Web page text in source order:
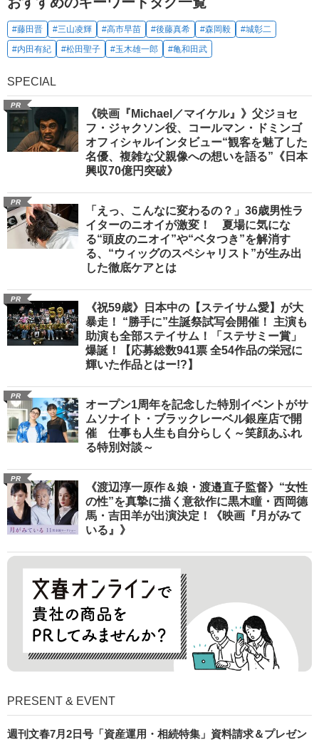
#藤田晋 #三山凌輝 #高市早苗 #後藤真希 #森岡毅
#城彰二
#内田有紀
#松田聖子 #玉木雄一郎 #亀和田武
SPECIAL
PR
《映画『Michael／マイケル』》父ジョセ
フ・ジャクソン役、コールマン・ドミンゴ
オフィシャルインタビュー“観客を魅了した
名優、複雑な父親像への想いを語る”《日本
興収70億円突破》
PR
「えっ、こんなに変わるの？」36歳男性ラ
イターのニオイが激変！ 夏場に気にな
る“頭皮のニオイ”や“ベタつき”を解消す
る、“ウィッグのスペシャリスト”が生み出
した徹底ケアとは
PR
《祝59歳》日本中の【ステイサム愛】が大
暴走！ “勝手に”生誕祭試写会開催！ 主演も
助演も全部ステイサム！「ステサミー賞」
爆誕！【応募総数941票 全54作品の栄冠に
輝いた作品とはー!?】
PR
オープン1周年を記念した特別イベントがサ
ムソナイト・ブラックレーベル銀座店で開
催 仕事も人生も自分らしく～笑顔あふれ
る特別対談～
PR
《渡辺淳一原作＆娘・渡邉直子監督》“女性
の性”を真摯に描く意欲作に黒木瞳・西岡德
馬・吉田羊が出演決定！《映画『月がみて
いる』》
PRESENT & EVENT
週刊文春7月2日号「資産運用・相続特集」資料請求＆プレゼン